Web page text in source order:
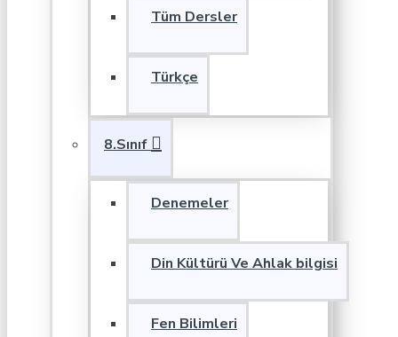
Tüm Dersler
Türkçe
8.Sınıf
Denemeler
Din Kültürü Ve Ahlak bilgisi
Fen Bilimleri